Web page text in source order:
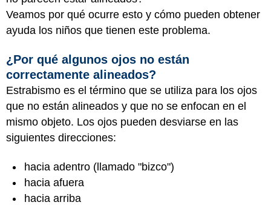
Veamos por qué ocurre esto y cómo pueden obtener
ayuda los niños que tienen este problema.
¿Por qué algunos ojos no están
correctamente alineados?
Estrabismo es el término que se utiliza para los ojos
que no están alineados y que no se enfocan en el
mismo objeto. Los ojos pueden desviarse en las
siguientes direcciones:
hacia adentro (llamado "bizco")
hacia afuera
hacia arriba